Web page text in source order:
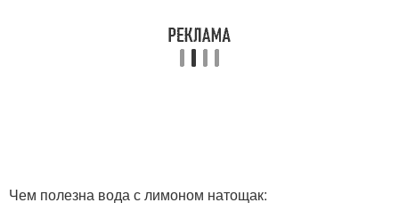
Чем полезна вода с лимоном натощак: